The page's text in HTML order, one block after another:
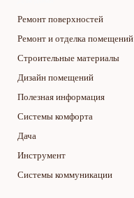
Ремонт поверхностей
Ремонт и отделка помещений
Строительные материалы
Дизайн помещений
Полезная информация
Системы комфорта
Дача
Инструмент
Системы коммуникации